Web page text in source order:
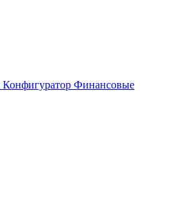
Конфигуратор Финансовые